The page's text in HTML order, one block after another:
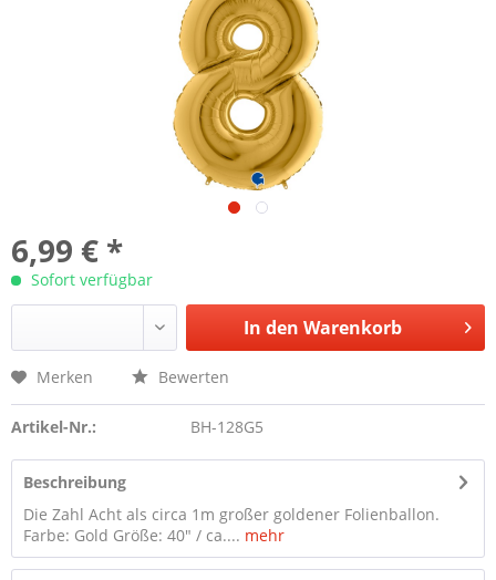
6,99 € *
Sofort verfügbar
In den Warenkorb
Merken Bewerten
Artikel-Nr.: BH-128G5
Beschreibung
Die Zahl Acht als circa 1m großer goldener Folienballon.
Farbe: Gold Größe: 40" / ca.... mehr